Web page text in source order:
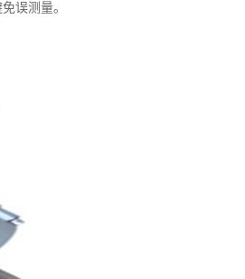
误测量。